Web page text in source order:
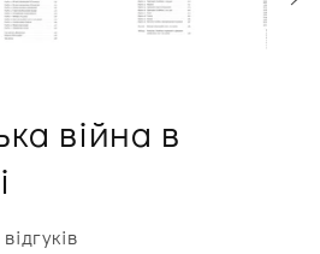
війна в